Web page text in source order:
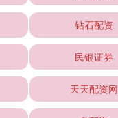
钻石配资
民银证券
天天配资网